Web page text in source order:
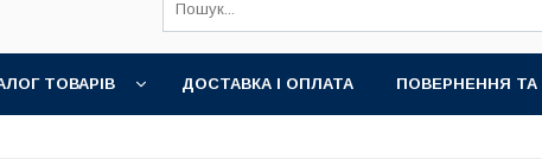
ТОВАРІВ ДОСТАВКА І ОПЛАТА ПОВЕРНЕННЯ ТА